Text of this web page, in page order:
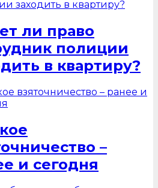
ли право
полиции
в квартиру?
–
и сегодня